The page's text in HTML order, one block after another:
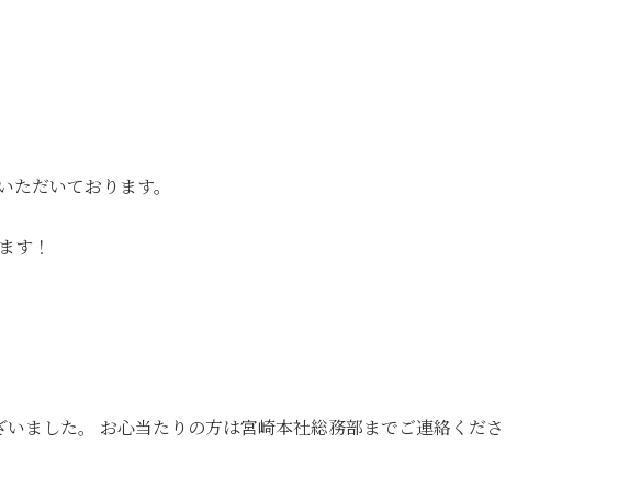
だいております。
す！
ました。 お心当たりの方は宮崎本社総務部までご連絡くださ